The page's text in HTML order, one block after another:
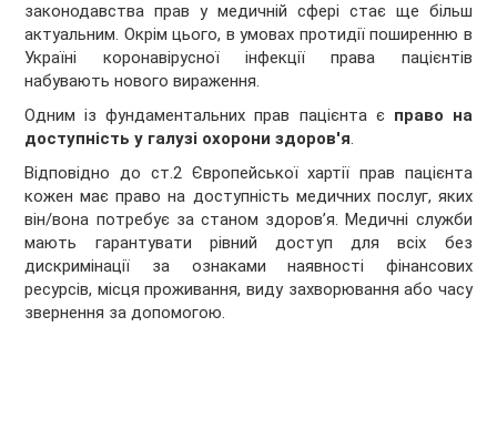
законодавства прав у медичній сфері стає ще більш
актуальним. Окрім цього, в умовах протидії поширенню в
Україні коронавірусної інфекції права пацієнтів
набувають нового вираження.
Одним із фундаментальних прав пацієнта є право на
доступність у галузі охорони здоров'я.
Відповідно до ст.2 Європейської хартії прав пацієнта
кожен має право на доступність медичних послуг, яких
він/вона потребує за станом здоров’я. Медичні служби
мають гарантувати рівний доступ для всіх без
дискримінації за ознаками наявності фінансових
ресурсів, місця проживання, виду захворювання або часу
звернення за допомогою.